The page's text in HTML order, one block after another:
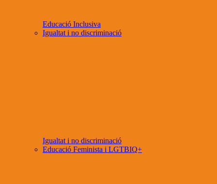
Educació Inclusiva
Igualtat i no discriminació
Igualtat i no discriminació
Educació Feminista i LGTBIQ+